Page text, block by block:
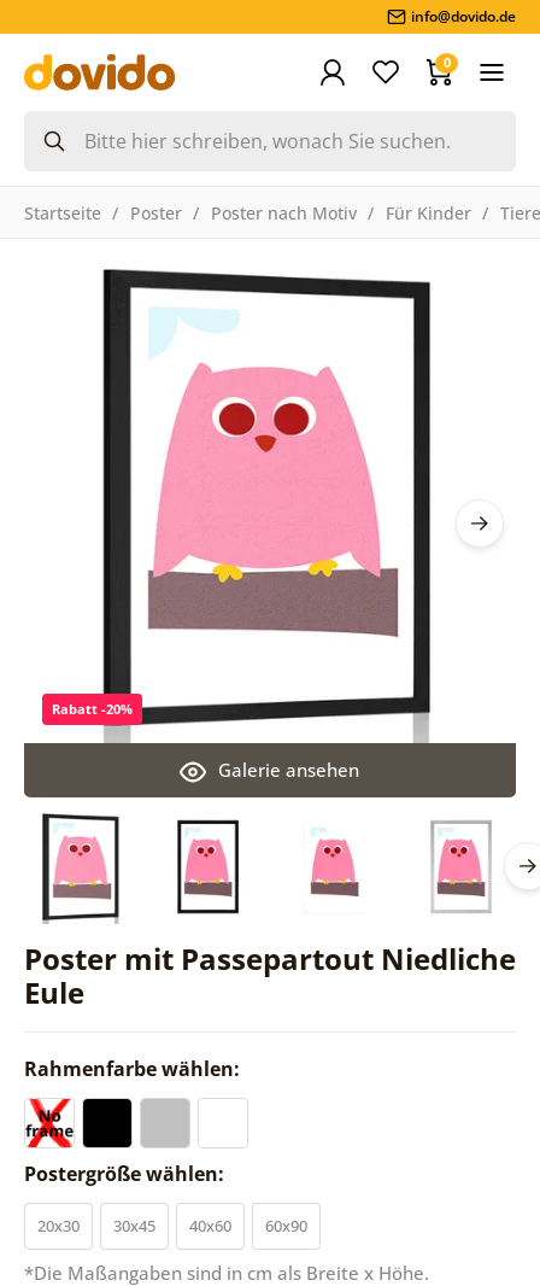
info@dovido.de
0
Startseite Poster Poster nach Motiv Für Kinder Tiere
Poster mit Passepartout Niedliche
Eule
Galerie ansehen
Rabatt -20%
Rahmenfarbe wählen:
Postergröße wählen:
20x30 30x45 40x60 60x90
*Die Maßangaben sind in cm als Breite x Höhe.